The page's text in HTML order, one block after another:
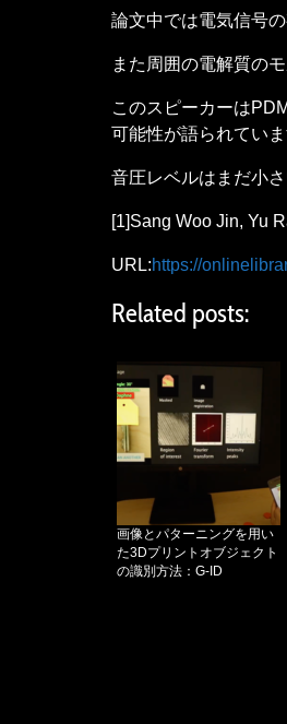
論文中では電気信号
また周囲の電解質の
このスピーカーは
可能性が語られていま
音圧レベルはまだ小
[1]Sang Woo Jin, Yu
URL:https://
Related posts:
画像とパターニングを用い
た3Dプリントオブジェクト
の識別方法：G-ID